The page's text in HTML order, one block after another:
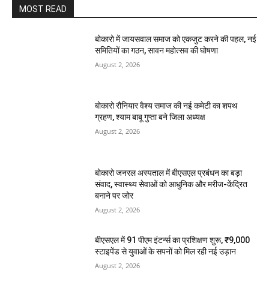
MOST READ
बोकारो में जायसवाल समाज को एकजुट करने की पहल, नई
समितियों का गठन, सावन महोत्सव की घोषणा
August 2, 2026
बोकारो रौनियार वैश्य समाज की नई कमेटी का शपथ
ग्रहण, श्याम बाबू गुप्ता बने जिला अध्यक्ष
August 2, 2026
बोकारो जनरल अस्पताल में बीएसएल प्रबंधन का बड़ा
संवाद, स्वास्थ्य सेवाओं को आधुनिक और मरीज-केंद्रित
बनाने पर जोर
August 2, 2026
बीएसएल में 91 पीएम इंटर्न्स का प्रशिक्षण शुरू, ₹9,000
स्टाइपेंड से युवाओं के सपनों को मिल रही नई उड़ान
August 2, 2026